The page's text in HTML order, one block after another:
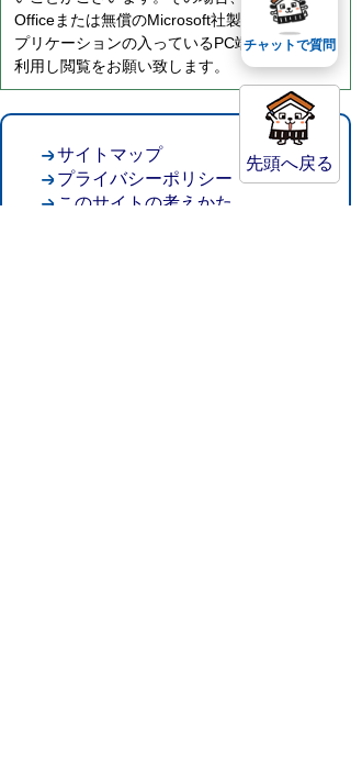
Officeまたは無償のMicrosoft社製ビューアーア
プリケーションの入っているPC端末などをご
利用し閲覧をお願い致します。
先頭へ戻る
サイトマップ
プライバシーポリシー
このサイトの考えかた
チャットで質問